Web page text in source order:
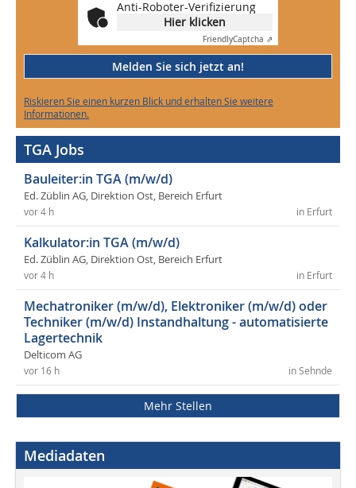
Anti-Roboter-Verifizierung
Hier klicken
FriendlyCaptcha ⇗
Melden Sie sich jetzt an!
Riskieren Sie einen kurzen Blick und erhalten Sie weitere
Informationen.
TGA Jobs
Bauleiter:in TGA (m/w/d)
Ed. Züblin AG, Direktion Ost, Bereich Erfurt
in Erfurt
vor 4 h
Kalkulator:in TGA (m/w/d)
Ed. Züblin AG, Direktion Ost, Bereich Erfurt
in Erfurt
vor 4 h
Mechatroniker (m/w/d), Elektroniker (m/w/d) oder
Techniker (m/w/d) Instandhaltung - automatisierte
Lagertechnik
Delticom AG
in Sehnde
vor 16 h
Mehr Stellen
Mediadaten